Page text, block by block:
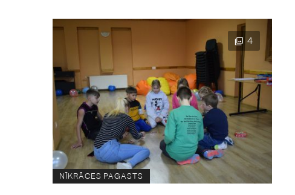
4
NĪKRĀCES PAGASTS